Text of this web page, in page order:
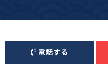
電話する